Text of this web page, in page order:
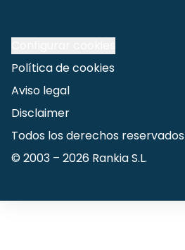
Política de cookies
Aviso legal
Disclaimer
Todos los derechos reservados
© 2003 – 2026 Rankia S.L.